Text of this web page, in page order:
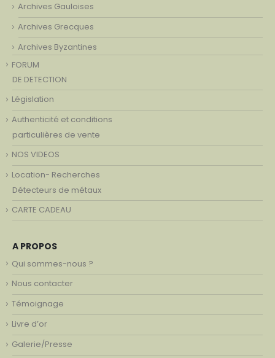
Archives Gauloises
Archives Grecques
Archives Byzantines
FORUM
DE DETECTION
Législation
Authenticité et conditions
particulières de vente
NOS VIDEOS
Location- Recherches
Détecteurs de métaux
CARTE CADEAU
A PROPOS
Qui sommes-nous ?
Nous contacter
Témoignage
Livre d’or
Galerie/Presse